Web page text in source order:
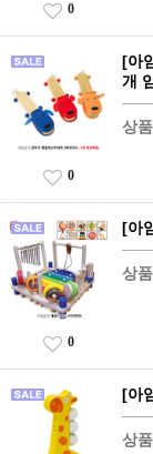
0
[아
개
상
0
[아
상
0
[아
상